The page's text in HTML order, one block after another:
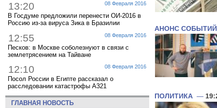
08 Февраля 2016
13:20
В Госдуме предложили перенести ОИ-2016 в
Россию из-за вируса Зика в Бразилии
08 Февраля 2016
12:55
Песков: в Москве соболезнуют в связи с
землетрясением на Тайване
08 Февраля 2016
12:10
Посол России в Египте рассказал о
расследовании катастрофы A321
ГЛАВНАЯ НОВОСТЬ
АНОНС СОБЫТИЙ
ПОЛИТИКА —